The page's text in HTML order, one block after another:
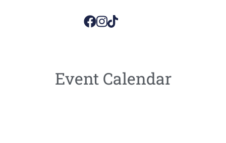
Event Calendar